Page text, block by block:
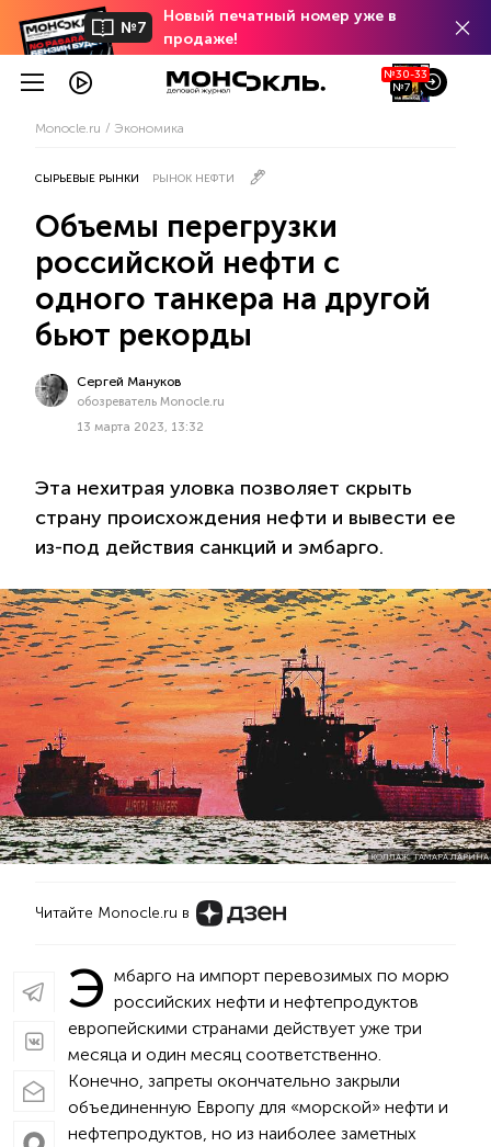
№7
Новый печатный номер уже в
продаже!
№30-33
№7
Monocle.ru Экономика
СЫРЬЕВЫЕ РЫНКИ РЫНОК НЕФТИ
Объемы перегрузки
российской нефти с
одного танкера на другой
бьют рекорды
Сергей Мануков
обозреватель Monocle.ru
13 марта 2023, 13:32
Эта нехитрая уловка позволяет скрыть
страну происхождения нефти и вывести ее
из-под действия санкций и эмбарго.
КОЛЛАЖ: ТАМАРА ЛАРИНА
Читайте Monocle.ru в
Э мбарго на импорт перевозимых по морю
российских нефти и нефтепродуктов
европейскими странами действует уже три
месяца и один месяц соответственно.
Конечно, запреты окончательно закрыли
объединенную Европу для «морской» нефти и
нефтепродуктов, но из наиболее заметных